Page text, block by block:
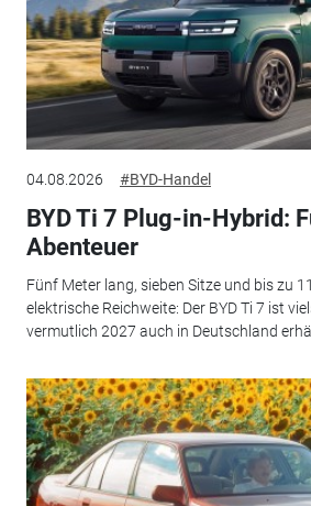
04.08.2026 #BYD-Handel
BYD Ti 7 Plug-in-Hybrid:
Abenteuer
Fünf Meter lang, sieben Sitze und bis zu
elektrische Reichweite: Der BYD Ti 7 ist
vermutlich 2027 auch in Deutschland